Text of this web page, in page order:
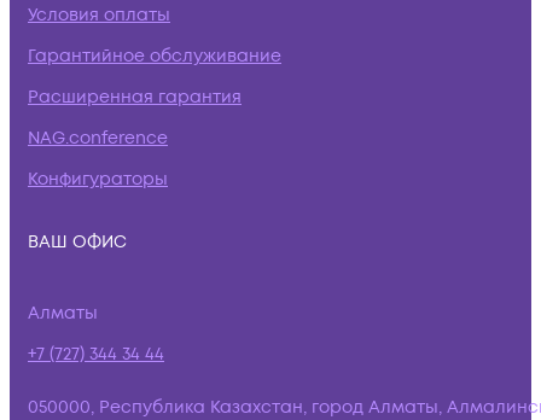
Условия оплаты
Гарантийное обслуживание
Расширенная гарантия
NAG.conference
Конфигураторы
ВАШ ОФИС
Алматы
+7 (727) 344 34 44
050000, Республика Казахстан, город Алматы,